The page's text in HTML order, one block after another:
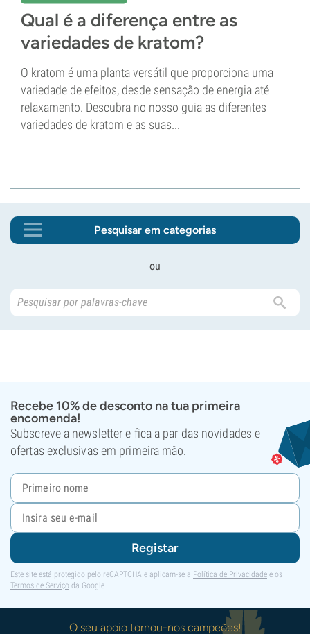
Qual é a diferença entre as
variedades de kratom?
O kratom é uma planta versátil que proporciona uma
variedade de efeitos, desde sensação de energia até
relaxamento. Descubra no nosso guia as diferentes
variedades de kratom e as suas...
Pesquisar em categorias
ou
Recebe 10% de desconto na tua primeira
encomenda!
Subscreve a newsletter e fica a par das novidades e
ofertas exclusivas em primeira mão.
Registar
Este site está protegido pelo reCAPTCHA e aplicam-se a Política de Privacidade e os
Termos de Serviço da Google.
O seu apoio tornou-nos campeões!